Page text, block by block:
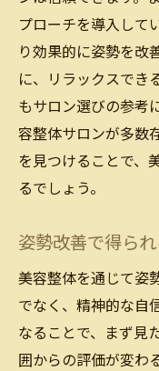
美容整体で姿
姿勢改善
金沢市で
美容整体
自分を変
姿勢矯正
美容整体が
姿勢改善で
金沢市の
姿勢矯正
美容整体
プローチを導入して
り効果的に姿勢を改
に、リラックスでき
もサロン選びの参考
容整体サロンが多数
を見つけることで、
るでしょう。
姿勢改善で得ら
美容整体を通じて姿
でなく、精神的な自
なることで、まず見
囲からの評価が変わ